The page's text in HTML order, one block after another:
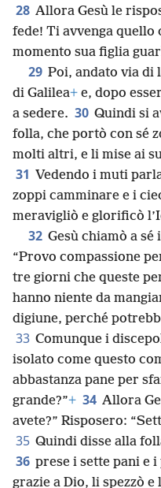
28 Allora Gesù le
fede! Ti avvenga quello
momento sua figlia
29 Poi, andato via di
di Galilea+ e, dopo
a sedere. 30 Quindi si
folla, che portò con sé
molti altri, e li mise ai
31 Vedendo i muti
zoppi camminare e i
meravigliò e glorificò
32 Gesù chiamò a sé
“Provo compassione
tre giorni che queste
hanno niente da
digiune, perché
33 Comunque i
isolato come questo
abbastanza pane per
grande?”+ 34 Allora
avete?” Risposero:
35 Quindi disse alla
36 prese i sette pani e
grazie a Dio, li spezzò